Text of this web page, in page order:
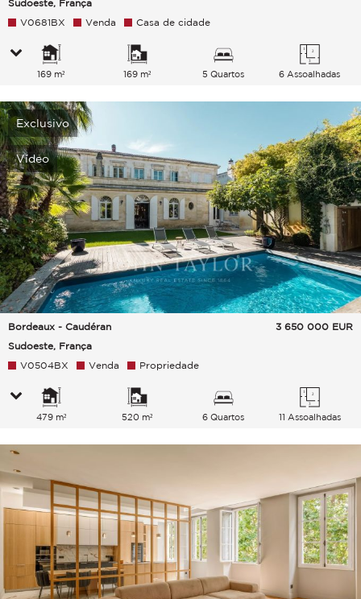
Sudoeste, França
V0681BX Venda Casa de cidade
169 m² 169 m² 5 Quartos 6 Assoalhadas
Exclusivo
Vídeo
Bordeaux - Caudéran
Sudoeste, França
3 650 000 EUR
V0504BX Venda Propriedade
479 m² 520 m² 6 Quartos 11 Assoalhadas